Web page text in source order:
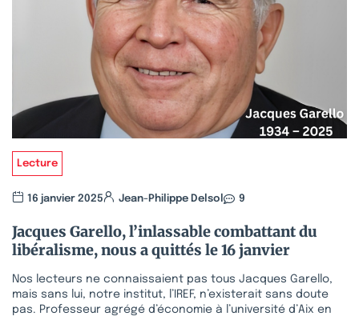
Lecture
16 janvier 2025 Jean-Philippe Delsol 9
Jacques Garello, l’inlassable combattant du
libéralisme, nous a quittés le 16 janvier
Nos lecteurs ne connaissaient pas tous Jacques Garello,
mais sans lui, notre institut, l’IREF, n’existerait sans doute
pas. Professeur agrégé d’économie à l’université d’Aix en